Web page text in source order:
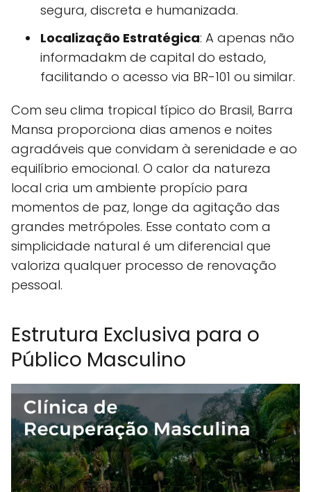
segura, discreta e humanizada.
Localização Estratégica: A apenas não
informadakm de capital do estado,
facilitando o acesso via BR-101 ou similar.
Com seu clima tropical típico do Brasil, Barra
Mansa proporciona dias amenos e noites
agradáveis que convidam à serenidade e ao
equilíbrio emocional. O calor da natureza
local cria um ambiente propício para
momentos de paz, longe da agitação das
grandes metrópoles. Esse contato com a
simplicidade natural é um diferencial que
valoriza qualquer processo de renovação
pessoal.
Estrutura Exclusiva para o
Público Masculino